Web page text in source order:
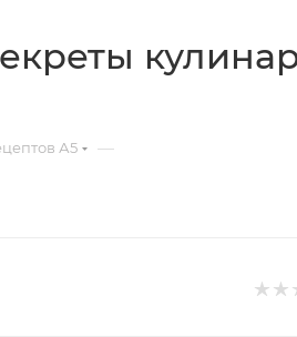
А5 —